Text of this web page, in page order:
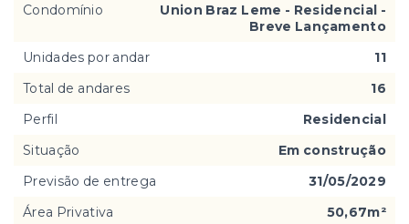
Condomínio
Union Braz Leme - Residencial -
Breve Lançamento
Unidades por andar
11
Total de andares
16
Perfil
Residencial
Situação
Em construção
Previsão de entrega
31/05/2029
Área Privativa
50,67m²